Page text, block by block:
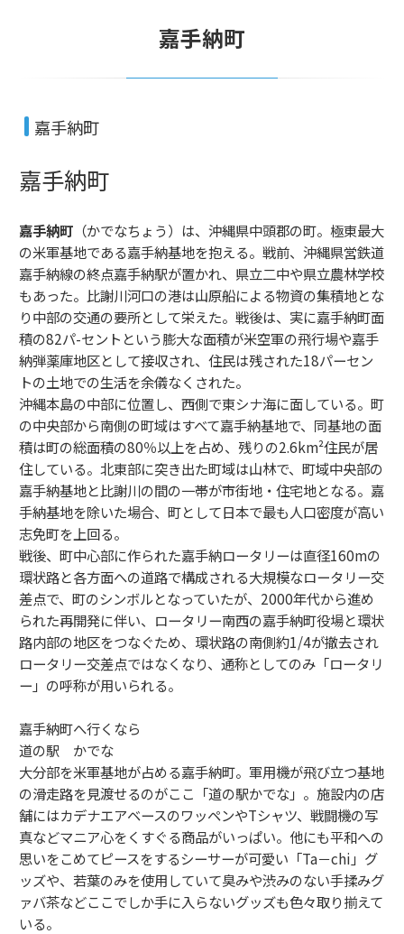
嘉手納町
嘉手納町
嘉手納町
嘉手納町 （かでなちょう）は、沖縄県中頭郡の町。極東最大
の米軍基地である嘉手納基地を抱える。戦前、沖縄県営鉄道
嘉手納線の終点嘉手納駅が置かれ、県立二中や県立農林学校
もあった。比謝川河口の港は山原船による物資の集積地とな
り中部の交通の要所として栄えた。戦後は、実に嘉手納町面
積の82パ-セントという膨大な面積が米空軍の飛行場や嘉手
納弾薬庫地区として接収され、住民は残された18パーセン
トの土地での生活を余儀なくされた。
沖縄本島の中部に位置し、西側で東シナ海に面している。町
の中央部から南側の町域はすべて嘉手納基地で、同基地の面
積は町の総面積の80％以上を占め、残りの2.6km²住民が居
住している。北東部に突き出た町域は山林で、町域中央部の
嘉手納基地と比謝川の間の一帯が市街地・住宅地となる。嘉
手納基地を除いた場合、町として日本で最も人口密度が高い
志免町を上回る。
戦後、町中心部に作られた嘉手納ロータリーは直径160mの
環状路と各方面への道路で構成される大規模なロータリー交
差点で、町のシンボルとなっていたが、2000年代から進め
られた再開発に伴い、ロータリー南西の嘉手納町役場と環状
路内部の地区をつなぐため、環状路の南側約1/4が撤去され
ロータリー交差点ではなくなり、通称としてのみ「ロータリ
ー」の呼称が用いられる。
嘉手納町へ行くなら
道の駅 かでな
大分部を米軍基地が占める嘉手納町。軍用機が飛び立つ基地
の滑走路を見渡せるのがここ「道の駅かでな」。施設内の店
舗にはカデナエアベースのワッペンやTシャツ、戦闘機の写
真などマニア心をくすぐる商品がいっぱい。他にも平和への
思いをこめてピースをするシーサーが可愛い「Ta－chi」グ
ッズや、若葉のみを使用していて臭みや渋みのない手揉みグ
ァバ茶などここでしか手に入らないグッズも色々取り揃えて
いる。